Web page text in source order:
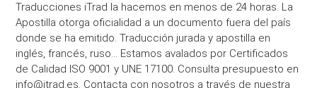
Traducciones iTrad la hacemos en menos de 24 horas. La
Apostilla otorga oficialidad a un documento fuera del país
donde se ha emitido. Traducción jurada y apostilla en
inglés, francés, ruso… Estamos avalados por Certificados
de Calidad ISO 9001 y UNE 17100. Consulta presupuesto en
info@itrad.es. Contacta con nosotros a través de nuestra